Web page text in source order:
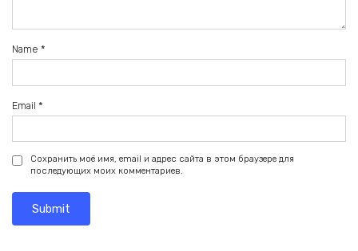
Name *
Email *
Сохранить моё имя, email и адрес сайта в этом браузере для
последующих моих комментариев.